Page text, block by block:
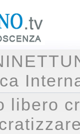
libero